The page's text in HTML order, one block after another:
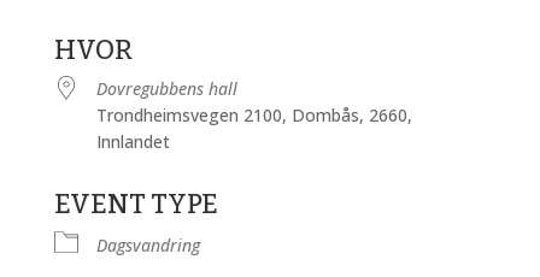
HVOR
Dovregubbens hall
Trondheimsvegen 2100, Dombås, 2660,
Innlandet
EVENT TYPE
Dagsvandring